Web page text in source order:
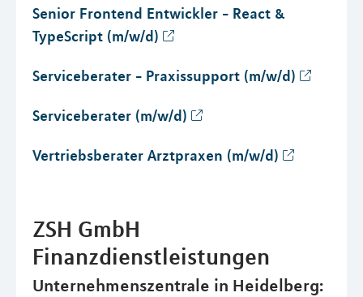
Senior Frontend Entwickler - React &
TypeScript (m/w/d)
Serviceberater - Praxissupport (m/w/d)
Serviceberater (m/w/d)
Vertriebsberater Arztpraxen (m/w/d)
ZSH GmbH
Finanzdienstleistungen
Unternehmenszentrale in Heidelberg: